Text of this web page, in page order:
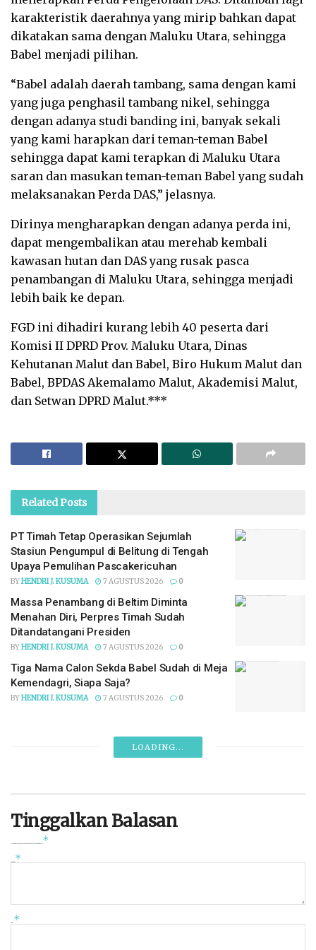
karakteristik daerahnya yang mirip bahkan dapat
dikatakan sama dengan Maluku Utara, sehingga
Babel menjadi pilihan.
“Babel adalah daerah tambang, sama dengan kami
yang juga penghasil tambang nikel, sehingga
dengan adanya studi banding ini, banyak sekali
yang kami harapkan dari teman-teman Babel
sehingga dapat kami terapkan di Maluku Utara
saran dan masukan teman-teman Babel yang sudah
melaksanakan Perda DAS,” jelasnya.
Dirinya mengharapkan dengan adanya perda ini,
dapat mengembalikan atau merehab kembali
kawasan hutan dan DAS yang rusak pasca
penambangan di Maluku Utara, sehingga menjadi
lebih baik ke depan.
FGD ini dihadiri kurang lebih 40 peserta dari
Komisi II DPRD Prov. Maluku Utara, Dinas
Kehutanan Malut dan Babel, Biro Hukum Malut dan
Babel, BPDAS Akemalamo Malut, Akademisi Malut,
dan Setwan DPRD Malut.***
RelatedPosts
PT Timah Tetap Operasikan Sejumlah
Stasiun Pengumpul di Belitung di Tengah
Upaya Pemulihan Pascakericuhan
BYHENDRI J. KUSUMA 7 AGUSTUS 2026 0
Massa Penambang di Beltim Diminta
Menahan Diri, Perpres Timah Sudah
Ditandatangani Presiden
BYHENDRI J. KUSUMA 7 AGUSTUS 2026 0
Tiga Nama Calon Sekda Babel Sudah di Meja
Kemendagri, Siapa Saja?
BYHENDRI J. KUSUMA 7 AGUSTUS 2026 0
LOADING...
Tinggalkan Balasan
*
*
*